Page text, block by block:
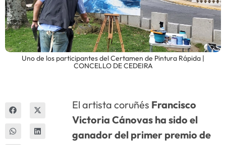
Uno de los participantes del Certamen de Pintura Rápida |
CONCELLO DE CEDEIRA
El artista coruñés Francisco
Victoria Cánovas ha sido el
ganador del primer premio de